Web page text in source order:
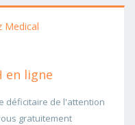
Medical
en ligne
déficitaire de l'attention
gratuitement